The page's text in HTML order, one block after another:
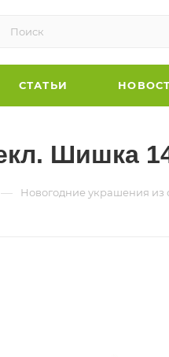
СТАТЬИ
Шишка
— Новогодние украшения из